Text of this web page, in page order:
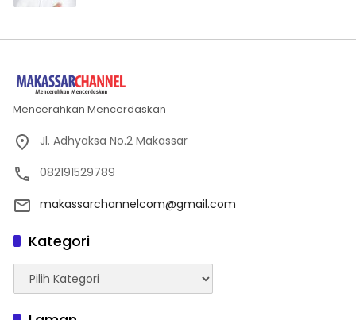
Mencerahkan Mencerdaskan
Jl. Adhyaksa No.2 Makassar
082191529789
makassarchannelcom@gmail.com
Kategori
Kategori